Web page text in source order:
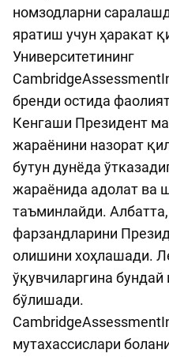
номзодларни
яратиш учун ҳаракат
Университетининг
бренди остида
Кенгаши Президент
жараёнини назорат
бутун дунёда
жараёнида адолат ва
таъминлайди.
фарзандларини
олишини хоҳлашади.
ўқувчиларгина бундай
бўлишади.
мутахассислари